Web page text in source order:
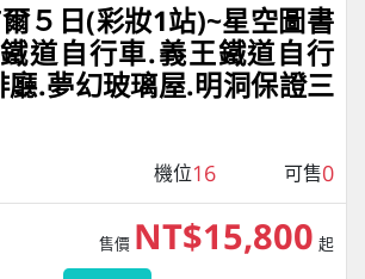
５日(彩妝1站)~星空圖書
道自行車.義王鐵道自行
廳.夢幻玻璃屋.明洞保證三
機位16 可售0
售價 NT$15,800 起